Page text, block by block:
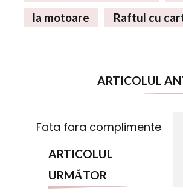
la motoare
Raftul cu
Navigare
ARTICOLUL
Fata fara complimente
ARTICOLUL
URMĂTOR